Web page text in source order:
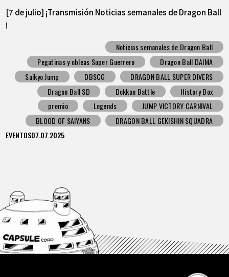
[7 de julio] ¡Transmisión Noticias semanales de Dragon Ball
!
Noticias semanales de Dragon Ball
Pegatinas y obleas Super Guerrero
Dragon Ball DAIMA
Saikyo Jump
DBSCG
DRAGON BALL SUPER DIVERS
Dragon Ball SD
Dokkan Battle
History Box
premio
Legends
JUMP VICTORY CARNIVAL
BLOOD OF SAIYANS
DRAGON BALL GEKISHIN SQUADRA
EVENTOS07.07.2025